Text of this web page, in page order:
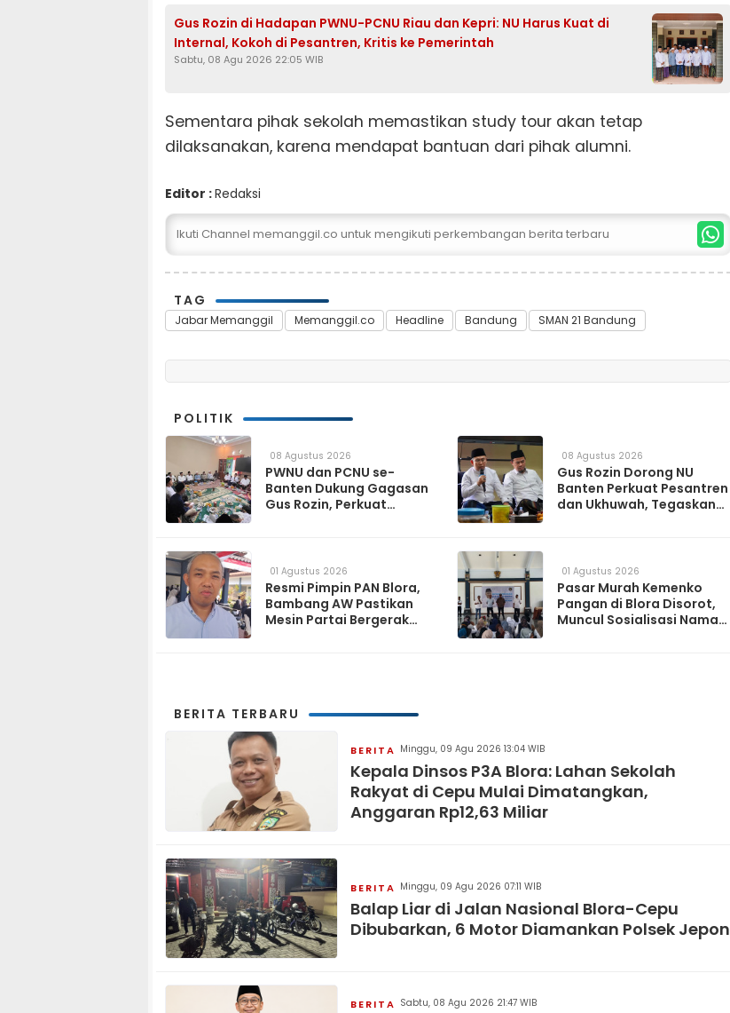
Gus Rozin di Hadapan PWNU-PCNU Riau dan Kepri: NU Harus Kuat di
Internal, Kokoh di Pesantren, Kritis ke Pemerintah
Sabtu, 08 Agu 2026 22:05 WIB
Sementara pihak sekolah memastikan study tour akan tetap
dilaksanakan, karena mendapat bantuan dari pihak alumni.
Editor :Redaksi
Ikuti Channel memanggil.co untuk mengikuti perkembangan berita terbaru
TAG
Jabar Memanggil Memanggil.co Headline Bandung SMAN 21 Bandung
POLITIK
08 Agustus 2026
PWNU dan PCNU se-
Banten Dukung Gagasan
Gus Rozin, Perkuat
08 Agustus 2026
Gus Rozin Dorong NU
Banten Perkuat Pesantren
dan Ukhuwah, Tegaskan
01 Agustus 2026
Resmi Pimpin PAN Blora,
Bambang AW Pastikan
Mesin Partai Bergerak
01 Agustus 2026
Pasar Murah Kemenko
Pangan di Blora Disorot,
Muncul Sosialisasi Nama
BERITA TERBARU
BERITA Minggu, 09 Agu 2026 13:04 WIB
Kepala Dinsos P3A Blora: Lahan Sekolah
Rakyat di Cepu Mulai Dimatangkan,
Anggaran Rp12,63 Miliar
BERITA Minggu, 09 Agu 2026 07:11 WIB
Balap Liar di Jalan Nasional Blora-Cepu
Dibubarkan, 6 Motor Diamankan Polsek Jepon
BERITA Sabtu, 08 Agu 2026 21:47 WIB